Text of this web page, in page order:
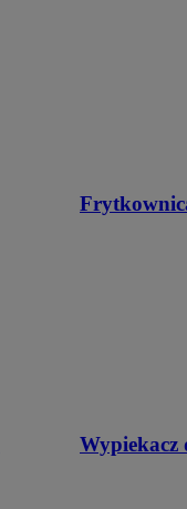
Wypiekacz